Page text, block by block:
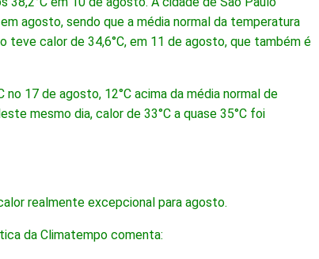
agosto, sendo que a média normal da temperatura
teve calor de 34,6°C, em 11 de agosto, que também é
17 de agosto, 12°C acima da média normal de
mesmo dia, calor de 33°C a quase 35°C foi
realmente excepcional para agosto.
da Climatempo comenta: